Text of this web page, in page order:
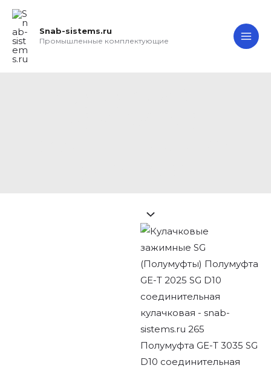
Перейти
содержимому
Snab-sistems.ru
Промышленные комплектующие
Полумуфта GE-T 3035 SG
D10 соединительная
Search...